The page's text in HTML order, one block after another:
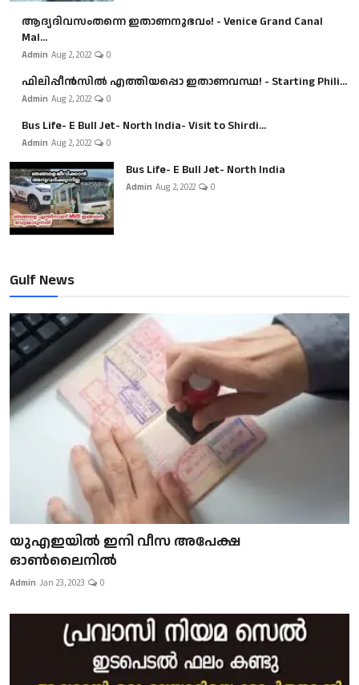
ആദ്യദിവസംതന്നെ ഇതാണനുഭവം! - Venice Grand Canal
Mal...
Admin Aug 2, 2022 0
ഫിലിപ്പീൻസിൽ എത്തിയപ്പൊ ഇതാണവസ്ഥ! - Starting Phili...
Admin Aug 2, 2022 0
Bus Life- E Bull Jet- North India- Visit to Shirdi...
Admin Aug 2, 2022 0
Bus Life- E Bull Jet- North India
Admin Aug 2, 2022 0
Gulf News
യുഎഇയിൽ ഇനി വീസ അപേക്ഷ
ഓൺലൈനിൽ
Admin Jan 23, 2023 0